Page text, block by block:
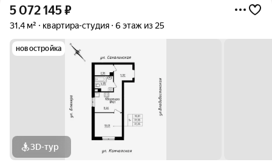
5 072 145₽
31,4 м² квартира-студия 6 этаж из 25
новостройка
3D-тур